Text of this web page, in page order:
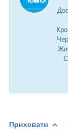
Приховати